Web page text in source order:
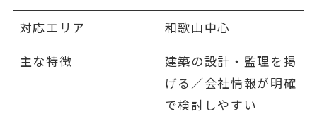
対応エリア
和歌山中心
主な特徴
建築の設計・監理を掲
げる／会社情報が明確
で検討しやすい